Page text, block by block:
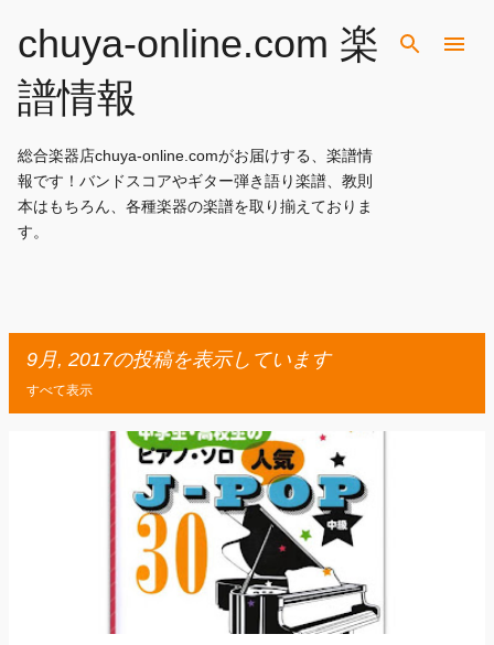
スキップしてメイン コンテンツに移動
chuya-online.com 楽
譜情報
総合楽器店chuya-online.comがお届けする、楽譜情
報です！バンドスコアやギター弾き語り楽譜、教則
本はもちろん、各種楽器の楽譜を取り揃えておりま
す。
9月, 2017の投稿を表示しています
すべて表示